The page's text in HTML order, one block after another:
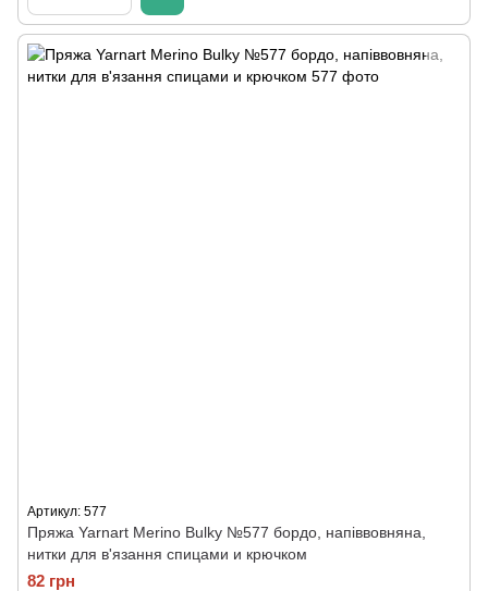
Артикул: 577
Пряжа Yarnart Merino Bulky №577 бордо, напіввовняна,
нитки для в'язання спицами и крючком
82 грн